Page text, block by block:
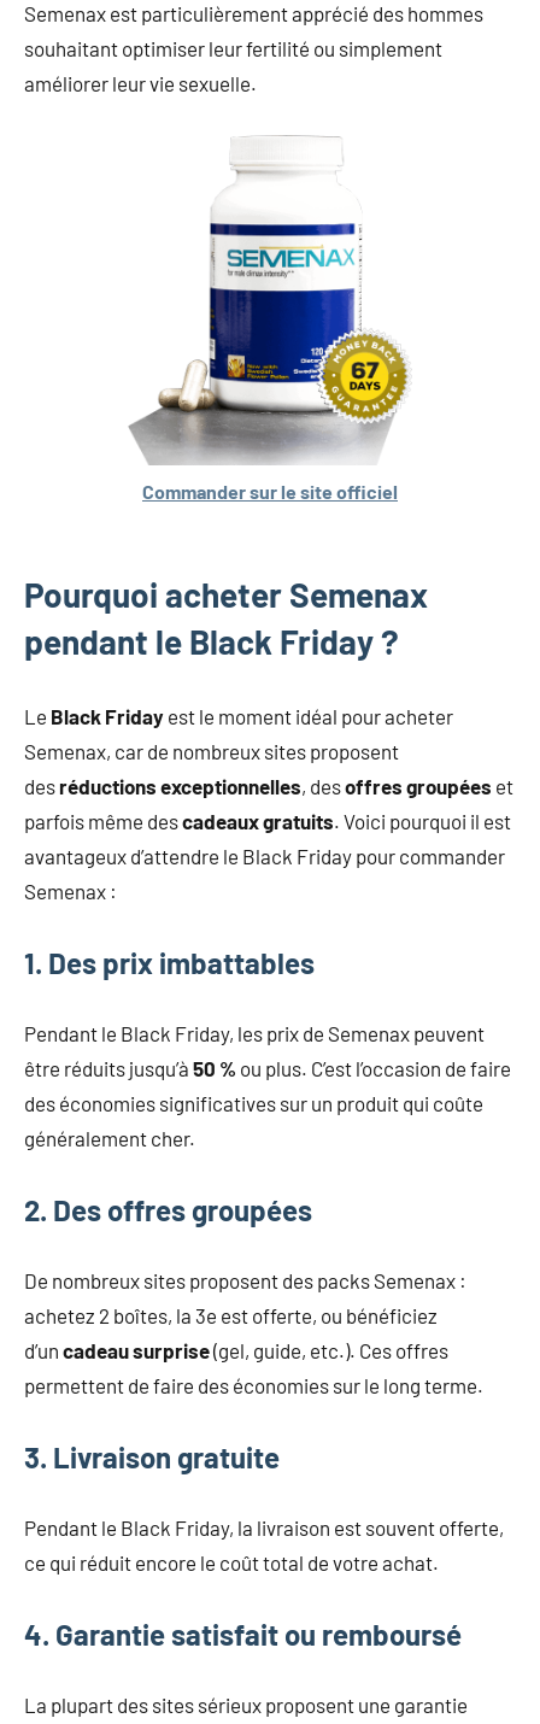
Semenax est particulièrement apprécié des hommes
souhaitant optimiser leur fertilité ou simplement
améliorer leur vie sexuelle.
Commander sur le site officiel
Pourquoi acheter Semenax
pendant le Black Friday ?
Le Black Friday est le moment idéal pour acheter
Semenax, car de nombreux sites proposent
desréductions exceptionnelles, desoffres groupées et
parfois même descadeaux gratuits. Voici pourquoi il est
avantageux d’attendre le Black Friday pour commander
Semenax :
1. Des prix imbattables
Pendant le Black Friday, les prix de Semenax peuvent
être réduits jusqu’à 50 % ou plus. C’est l’occasion de faire
des économies significatives sur un produit qui coûte
généralement cher.
2. Des offres groupées
De nombreux sites proposent des packs Semenax :
achetez 2 boîtes, la 3e est offerte, ou bénéficiez
d’un cadeau surprise(gel, guide, etc.). Ces offres
permettent de faire des économies sur le long terme.
3. Livraison gratuite
Pendant le Black Friday, la livraison est souvent offerte,
ce qui réduit encore le coût total de votre achat.
4. Garantie satisfait ou remboursé
La plupart des sites sérieux proposent une garantie